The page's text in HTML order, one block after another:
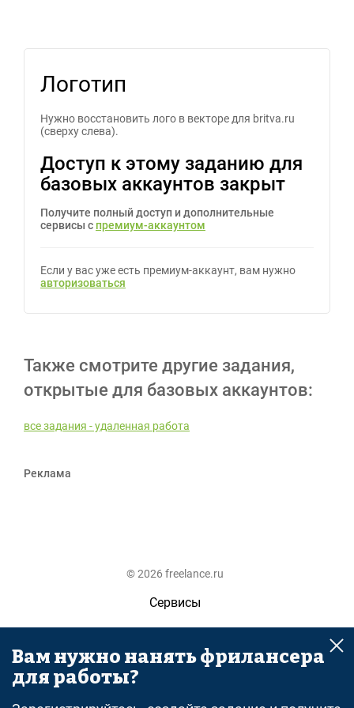
Логотип
Нужно восстановить лого в векторе для britva.ru
(сверху слева).
Доступ к этому заданию для
базовых аккаунтов закрыт
Получите полный доступ и дополнительные
сервисы с премиум-аккаунтом
Если у вас уже есть премиум-аккаунт, вам нужно
авторизоваться
Также смотрите другие задания,
открытые для базовых аккаунтов:
все задания - удаленная работа
Реклама
© 2026 freelance.ru
Сервисы
Помощь
Поиск
Вам нужно нанять фрилансера
для работы?